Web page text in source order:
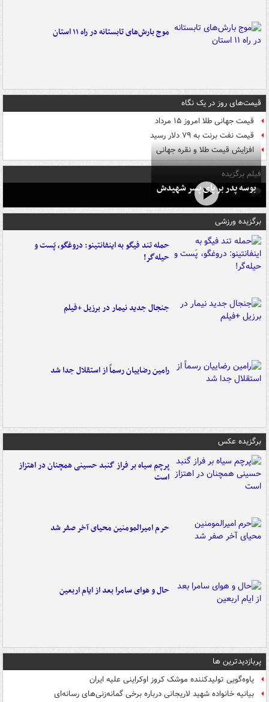
موج بارش‌های تابستانه در راه ۱۱ استان
قیمت‌های روز در یک نگاه
قیمت جهانی طلا امروز ۱۵ مرداد
قیمت نفت برنت به ۷۹ دلار رسید
افزایش قیمت طلا و نقره جهانی
فیلم برگزیده
بوسه‌ پدر بر پای پسر شهیدش
برگزیده ورزشی
حمله تند فیگو به اینفانتینو: دروغگو، پَست‌ و
حیله‌گر!
جنجال جدید نیمار در برزیل +فیلم
رامین رضاییان رسماً از استقلال جدا شد
برگزیده عکس
پرچم سیاه بر فراز گنبد حسینی همچنان در اهتزاز
است
حرم امیرالمومنین محیای آخر صفر شد
حال و هوای سامرا بعد از ایام اربعین
پربازدیدترین ها
یاوه‌گویی تولیدکننده موشک کروز اوکراینی علیه ایران
بیانیه خانواده شهید لاریجانی درباره برخی گمانه‌زنی‌های رسانه‌ای